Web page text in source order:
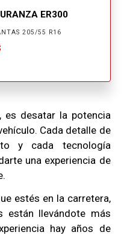
ER300
205/55 R16
desatar la potencia
Cada detalle de
y cada tecnología
una experiencia de
estés en la carretera,
están llevándote más
hay años de